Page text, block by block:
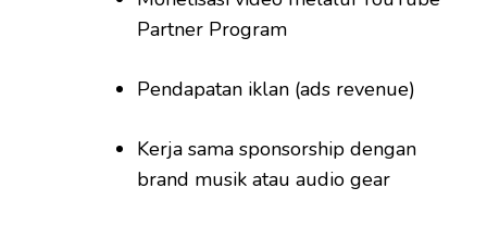
Partner Program
Pendapatan iklan (ads revenue)
Kerja sama sponsorship dengan
brand musik atau audio gear